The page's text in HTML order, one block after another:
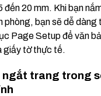
đến 20 mm. Khi bạn
phòng, bạn sẽ dễ dàng
Page Setup để văn
giấy tờ thực tế.
ngắt trang trong